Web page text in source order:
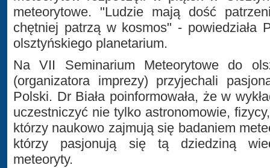
meteorytowe. "Ludzie mają dość
chętniej patrzą w kosmos" - powiedziała
olsztyńskiego planetarium.
Na VII Seminarium Meteorytowe do
(organizatora imprezy) przyjechali
Polski. Dr Biała poinformowała, że w
uczestniczyć nie tylko astronomowie,
którzy naukowo zajmują się badaniem
którzy pasjonują się tą dziedziną
meteoryty.